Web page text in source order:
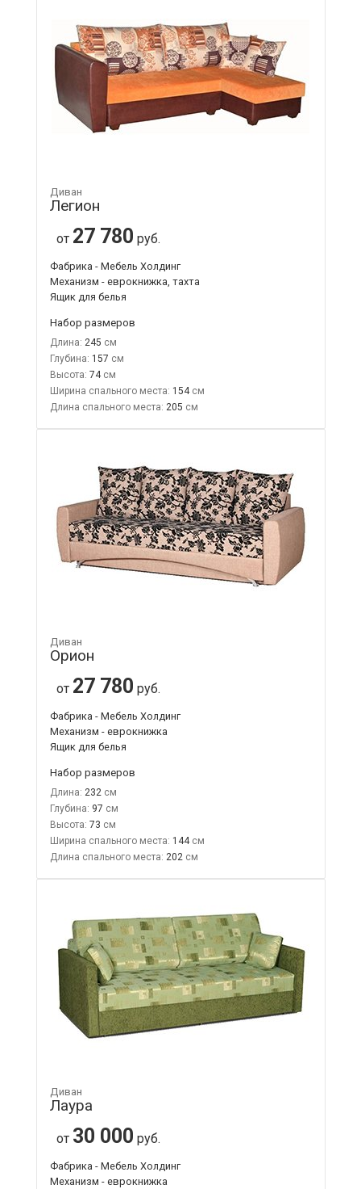
Диван
Легион
от 27 780 руб.
Фабрика - Мебель Холдинг
Механизм - еврокнижка, тахта
Ящик для белья
Набор размеров
Длина: 245
Глубина: 157
Высота: 74
Ширина спального места: 154
Длина спального места: 205
Диван
Орион
от 27 780 руб.
Фабрика - Мебель Холдинг
Механизм - еврокнижка
Ящик для белья
Набор размеров
Длина: 232
Глубина: 97
Высота: 73
Ширина спального места: 144
Длина спального места: 202
Диван
Лаура
от 30 000 руб.
Фабрика - Мебель Холдинг
Механизм - еврокнижка